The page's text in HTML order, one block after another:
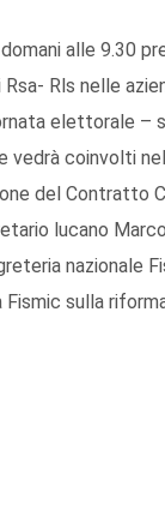
alle 9.30
Rls nelle
elettorale –
vedrà coinvolti
del Contratto
lucano
nazionale
sulla